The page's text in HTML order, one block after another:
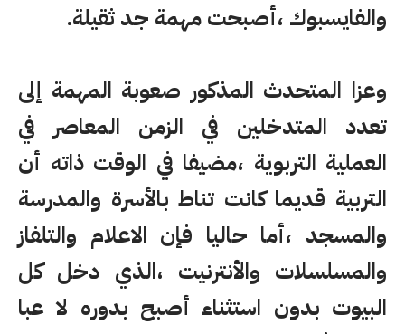
والفايسبوك ،أصبحت مهمة جد ثقيلة.
وعزا المتحدث المذكور صعوبة المهمة إلى
تعدد المتدخلين في الزمن المعاصر في
العملية التربوية ،مضيفا في الوقت ذاته أن
التربية قديما كانت تناط بالأسرة والمدرسة
والمسجد ،أما حاليا فإن الاعلام والتلفاز
والمسلسلات والأنترنيت ،الذي دخل كل
البيوت بدون استثناء أصبح بدوره لا عبا